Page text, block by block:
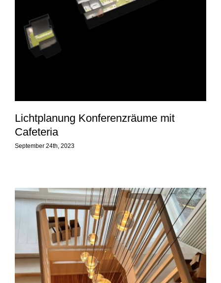
Lichtplanung Konferenzräume mit
Cafeteria
September 24th, 2023